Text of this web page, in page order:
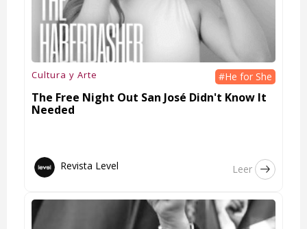
Cultura y Arte #He for She
The Free Night Out San José Didn't Know It
Needed
Revista Level Leer